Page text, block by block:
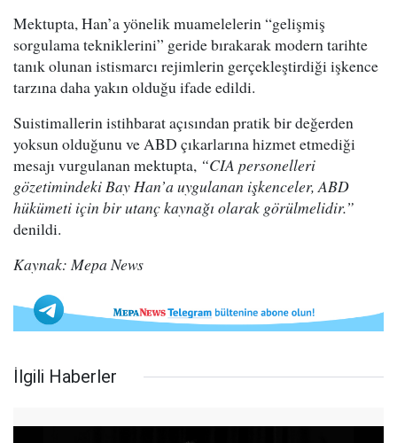
Mektupta, Han’a yönelik muamelelerin “gelişmiş
sorgulama tekniklerini” geride bırakarak modern tarihte
tanık olunan istismarcı rejimlerin gerçekleştirdiği işkence
tarzına daha yakın olduğu ifade edildi.
Suistimallerin istihbarat açısından pratik bir değerden
yoksun olduğunu ve ABD çıkarlarına hizmet etmediği
mesajı vurgulanan mektupta, “CIA personelleri
gözetimindeki Bay Han’a uygulanan işkenceler, ABD
hükümeti için bir utanç kaynağı olarak görülmelidir.”
denildi.
Kaynak: Mepa News
İlgili Haberler